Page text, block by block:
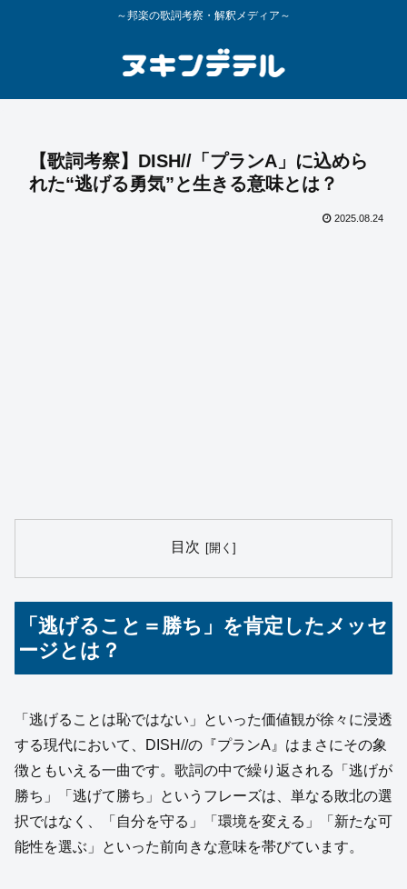
～邦楽の歌詞考察・解釈メディア～
【歌詞考察】DISH//「プランA」に込めら
れた“逃げる勇気”と生きる意味とは？
2025.08.24
目次
「逃げること＝勝ち」を肯定したメッセ
ージとは？
「逃げることは恥ではない」といった価値観が徐々に浸透
する現代において、DISH//の『プランA』はまさにその象
徴ともいえる一曲です。歌詞の中で繰り返される「逃げが
勝ち」「逃げて勝ち」というフレーズは、単なる敗北の選
択ではなく、「自分を守る」「環境を変える」「新たな可
能性を選ぶ」といった前向きな意味を帯びています。